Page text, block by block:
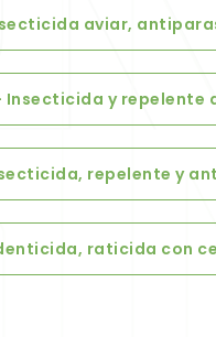
aviar,
- Insecticida y
repelente y
raticida con